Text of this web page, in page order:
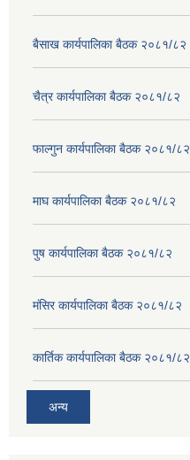
बैसाख कार्यपालिका बैठक २०८१/८२
चैत्र कार्यपालिका बैठक २०८१/८२
फाल्गुन कार्यपालिका बैठक २०८१/८२
माघ कार्यपालिका बैठक २०८१/८२
पुष कार्यपालिका बैठक २०८१/८२
मंसिर कार्यपालिका बैठक २०८१/८२
कार्तिक कार्यपालिका बैठक २०८१/८२
अन्य